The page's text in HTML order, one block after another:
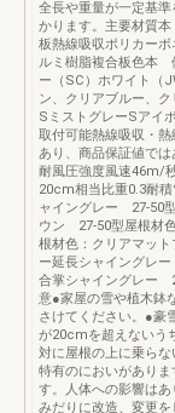
全長や重量が一定基
かります。主要材質
板熱線吸収ポリカー
ルミ樹脂複合板色本
ー（SC）ホワイト（
ン、クリアブルー、
SミストグレーSアイ
取付可能熱線吸収・
あり、商品保証値で
耐風圧強度風速46m/
20cm相当比重0.3耐
ャイングレー 27-50
ウン 27-50型屋根材
根材色：クリアマッ
ー延長シャイングレ
合掌シャイングレー
意●家屋の雪や植木鉢
さけてください。●豪
が20cmを超えないう
対に屋根の上に乗ら
特有のにおいがあり
す。人体への影響は
みだりに改造、変更